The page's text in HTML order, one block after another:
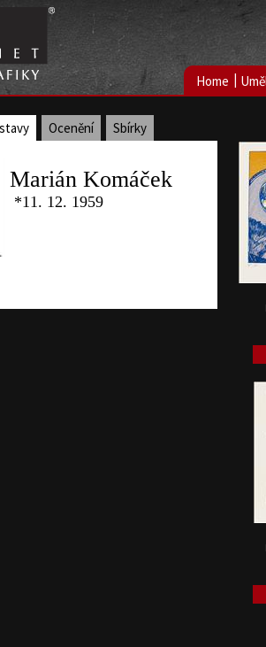
Home |
Ocenění Sbírky
Marián Komáček
*11. 12. 1959